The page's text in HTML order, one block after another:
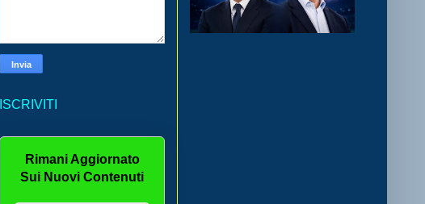
ISCRIVITI
Rimani Aggiornato
Sui Nuovi Contenuti